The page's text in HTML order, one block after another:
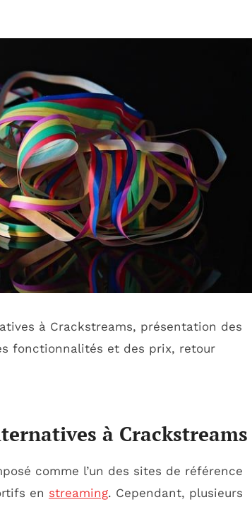
à Crackstreams, présentation des
fonctionnalités et des prix, retour
à Crackstreams
comme l’un des sites de référence
en streaming. Cependant, plusieurs